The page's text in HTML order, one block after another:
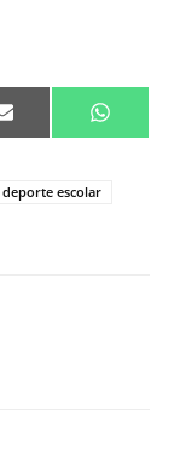
Compartir
en
Email
en
deporte escolar